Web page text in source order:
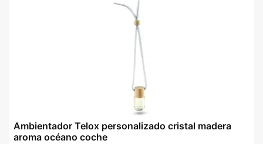
Ambientador Telox personalizado cristal madera
aroma océano coche